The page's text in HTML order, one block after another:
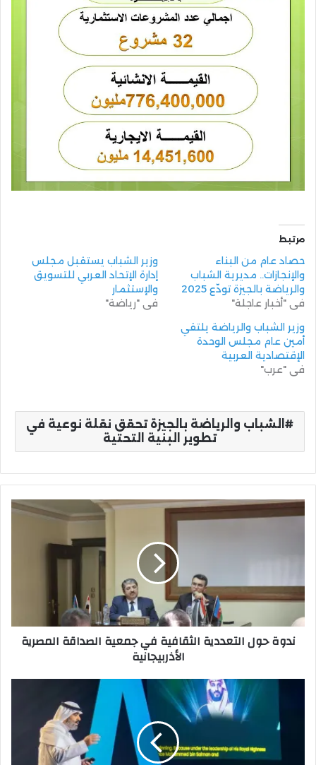
مرتبط
حصاد عام من البناء
والإنجازات.. مديرية الشباب
والرياضة بالجيزة تودّع 2025
في "أخبار عاجلة"
وزير الشباب يستقبل مجلس
إدارة الإتحاد العربي للتسويق
والإستثمار
في "رياضة"
وزير الشباب والرياضة يلتقي
أمين عام مجلس الوحدة
الإقتصادية العربية
في "عرب"
الشباب والرياضة بالجيزة تحقق نقلة نوعية في
تطوير البنية التحتية
ندوة
حول
الصداقة
الأذربيجانية
ندوة حول التعددية الثقافية في جمعية الصداقة المصرية
الأذربيجانية
العمل
والتعاون